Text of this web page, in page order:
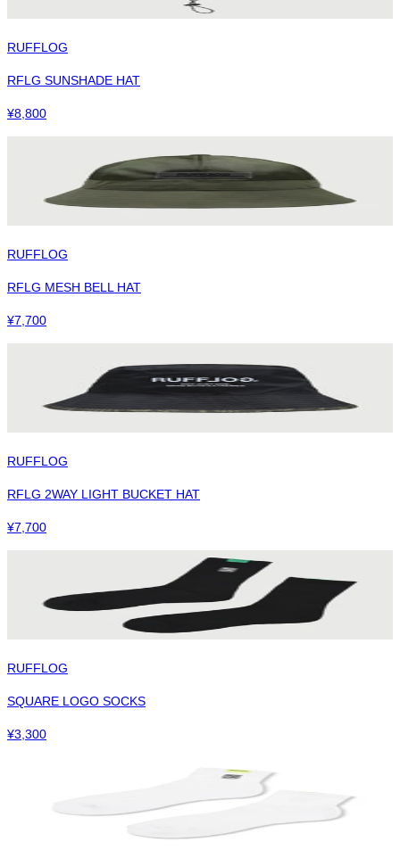
RUFFLOG
RFLG SUNSHADE HAT
¥8,800
RUFFLOG
RFLG MESH BELL HAT
¥7,700
RUFFLOG
RFLG 2WAY LIGHT BUCKET HAT
¥7,700
RUFFLOG
SQUARE LOGO SOCKS
¥3,300